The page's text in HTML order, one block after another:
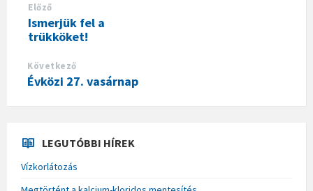
Előző
Ismerjük fel a
trükköket!
Következő
Évközi 27. vasárnap
LEGUTÓBBI HÍREK
Vízkorlátozás